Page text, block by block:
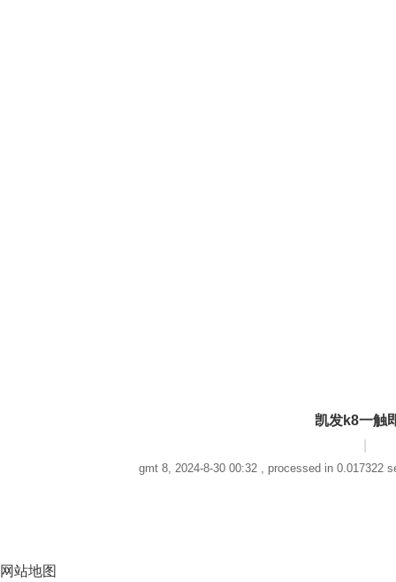
凯发k8一触
gmt 8, 2024-8-30 00:32 , processed in 0.017322
网站地图